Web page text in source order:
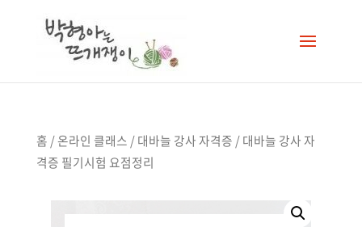
홈 /온라인 클래스 /대바늘 강사 자격증 / 대바늘 강사 자
격증 필기시험 요점정리